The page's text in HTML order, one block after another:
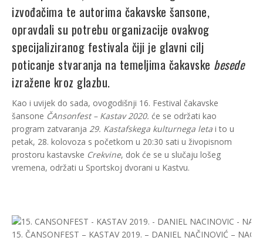
izvođačima te autorima čakavske šansone,
opravdali su potrebu organizacije ovakvog
specijaliziranog festivala čiji je glavni cilj
poticanje stvaranja na temeljima čakavske besede
izražene kroz glazbu.
Kao i uvijek do sada, ovogodišnji 16. Festival čakavske
šansone ČAnsonfest – Kastav 2020. će se održati kao
program zatvaranja 29. Kastafskega kulturnega leta i to u
petak, 28. kolovoza s početkom u 20:30 sati u živopisnom
prostoru kastavske Crekvine, dok će se u slučaju lošeg
vremena, održati u Sportskoj dvorani u Kastvu.
15. ČANSONFEST – KASTAV 2019. – DANIEL NAČINOVIĆ –